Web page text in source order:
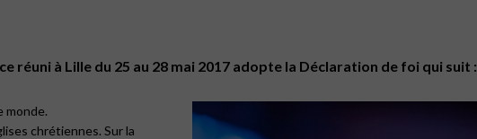
réuni à Lille du 25 au 28 mai 2017 adopte la Déclaration de foi qui suit :
monde.
chrétiennes. Sur la